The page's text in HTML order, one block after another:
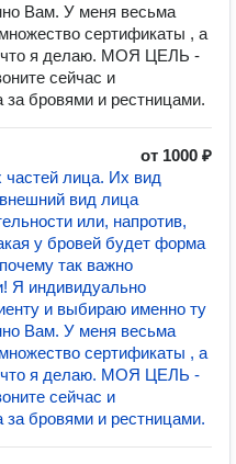
Вам. У меня весьма
сертификаты , а
что я делаю. МОЯ ЦЕЛЬ -
сейчас и
за бровями и рестницами.
от 1000 ₽
лица. Их вид
вид лица
или, напротив,
у бровей будет форма
так важно
Я индивидуально
и выбираю именно ту
Вам. У меня весьма
сертификаты , а
что я делаю. МОЯ ЦЕЛЬ -
сейчас и
за бровями и рестницами.